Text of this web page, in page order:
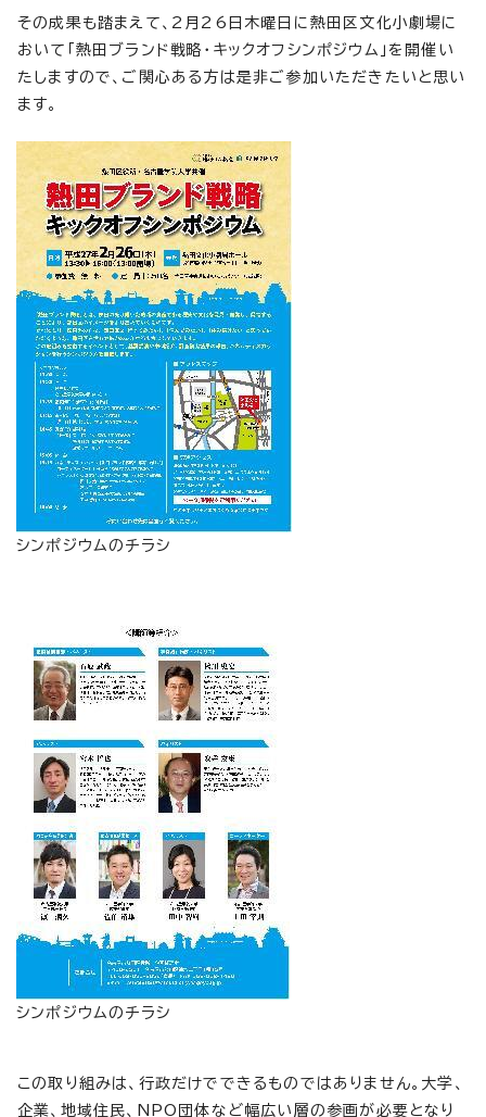
その成果も踏まえて、2月26日木曜日に熱田区文化小劇場に
おいて「熱田ブランド戦略・キックオフシンポジウム」を開催い
たしますので、ご関心ある方は是非ご参加いただきたいと思い
ます。
シンポジウムのチラシ
シンポジウムのチラシ
この取り組みは、行政だけでできるものではありません。大学、
企業、地域住民、NPO団体など幅広い層の参画が必要となり